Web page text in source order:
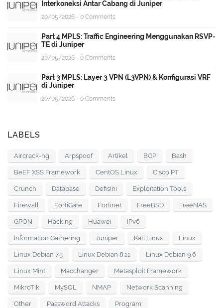
Interkoneksi Antar Cabang di Juniper
20/05/2026 - 0 Comments
Part 4 MPLS: Traffic Engineering Menggunakan RSVP-
TE di Juniper
20/05/2026 - 0 Comments
Part 3 MPLS: Layer 3 VPN (L3VPN) & Konfigurasi VRF
di Juniper
20/05/2026 - 0 Comments
LABELS
Aircrack-ng Arpspoof Artikel BGP Bash
BeEF XSS Framework CentOS Linux Cisco PT
Crunch Database Defisini Exploitation Tools
Firewall FortiGate Fortinet FreeBSD FreeNAS
GPON Hacking Huawei IPv6
Information Gathering Juniper Kali Linux Linux
Linux Debian 7.5 Linux Debian 8.11 Linux Debian 9.6
Linux Mint Macchanger Metasploit Framework
MikroTik MySQL NMAP Network Scanning
Other Password Attacks Program